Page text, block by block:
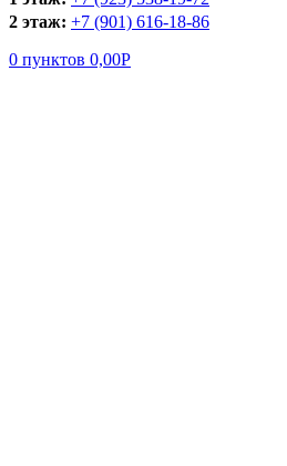
2 этаж: +7 (901) 616-18-86
0 пунктов 0,00Р